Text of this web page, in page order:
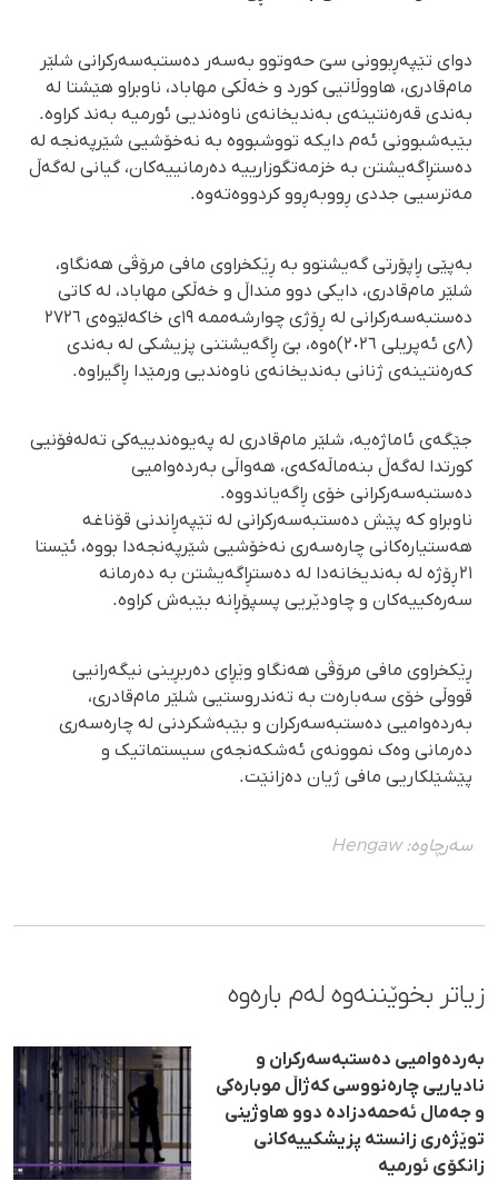
دوای تێپەڕبوونی سێ حەوتوو بەسەر دەستبەسەرکرانی شلێر
مام‌قادری، هاووڵاتیی کورد و خەڵکی مهاباد، ناوبراو هێشتا لە
بەندی قەرەنتینەی بەندیخانەی ناوەندیی ئورمیە بەند کراوە.
بێبەشبوونی ئەم دایکە تووشبووە بە نەخۆشیی شێرپەنجە لە
دەستڕاگەیشتن بە خزمەتگوزارییە دەرمانییەکان، گیانی لەگەڵ
مەترسیی جددی ڕووبەڕوو کردووەتەوە.
بەپێی ڕاپۆرتی گەیشتوو بە ڕێکخراوی مافی مرۆڤی هەنگاو،
شلێر مام‌قادری، دایکی دوو منداڵ و خەڵکی مهاباد، لە کاتی
دەستبەسەرکرانی لە ڕۆژی چوارشەممە ١٩ی خاکەلێوەی ٢٧٢٦
(٨ی ئەپریلی ٢٠٢٦)ەوە، بێ ڕاگەیشتنی پزیشکی لە بەندی
کەرەنتینەی ژنانی بەندیخانەی ناوەندیی ورمێدا ڕاگیراوە.
جێگەی ئاماژەیە، شلێر مام‌قادری لە پەیوەندییەکی تەلەفۆنیی
کورتدا لەگەڵ بنەماڵەکەی، هەواڵی بەردەوامیی
دەستبەسەرکرانی خۆی ڕاگەیاندووە.
ناوبراو کە پێش دەستبەسەرکرانی لە تێپەڕاندنی قۆناغە
هەستیارەکانی چارەسەری نەخۆشیی شێرپەنجەدا بووە، ئێستا
٢١ ڕۆژە لە بەندیخانەدا لە دەستڕاگەیشتن بە دەرمانە
سەرەکییەکان و چاودێریی پسپۆڕانە بێبەش کراوە.
ڕێکخراوی مافی مرۆڤی هەنگاو وێڕای دەربڕینی نیگەرانیی
قووڵی خۆی سەبارەت بە تەندروستیی شلێر مام‌قادری،
بەردەوامیی دەستبەسەرکران و بێبەشکردنی لە چارەسەری
دەرمانی وەک نموونەی ئەشکەنجەی سیستماتیک و
پێشێلکاریی مافی ژیان دەزانێت.
سەرچاوە:Hengaw
زیاتر بخوێننەوە لەم بارەوە
بەردەوامیی دەستبەسەرکران و
نادیاریی چارەنووسی کەژاڵ موبارەکی
و جەمال ئەحمەدزادە دوو هاوژینی
توێژەری زانستە پزیشکییەکانی
زانکۆی ئورمیه